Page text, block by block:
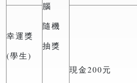
腦
隨機
抽獎
幸運獎
(學生)
現金200元